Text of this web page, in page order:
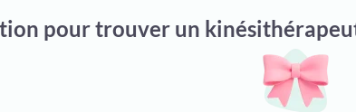
pour trouver un